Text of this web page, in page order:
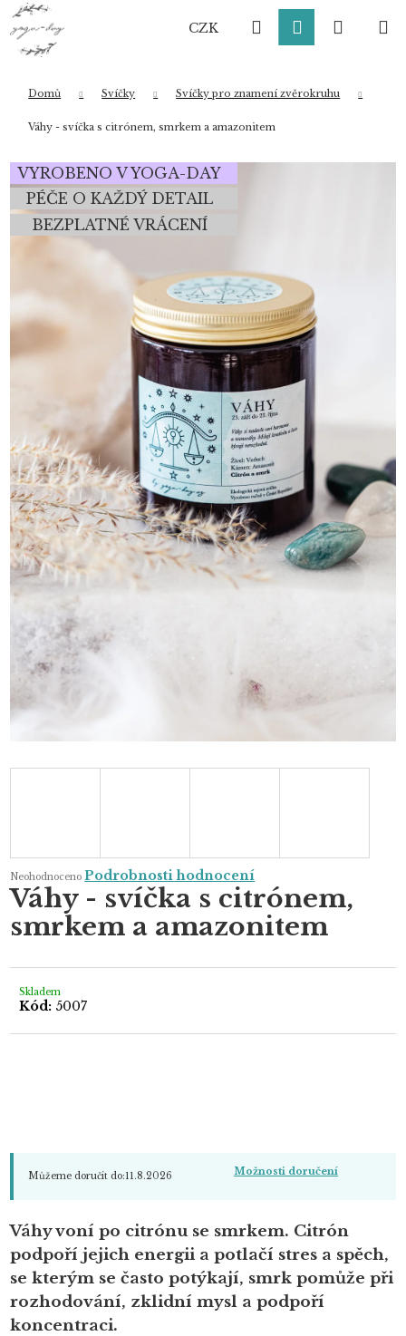
Přejít
obsah
CZK HledatPřihlášení
Domů Svíčky Svíčky pro znamení zvěrokruhu
Váhy - svíčka s citrónem, smrkem a amazonitem
Průměrné
hodnocení
produktu
0,0
z
Neohodnoceno Podrobnosti hodnocení
Váhy - svíčka s citrónem,
smrkem a amazonitem
Skladem
Kód: 5007
Můžeme doručit do:11.8.2026 Možnosti doručení
Váhy voní po citrónu se smrkem. Citrón
podpoří jejich energii a potlačí stres a spěch,
se kterým se často potýkají, smrk pomůže při
rozhodování, zklidní mysl a podpoří
koncentraci.
VYROBENO V YOGA-DAY
PÉČE O KAŽDÝ DETAIL
BEZPLATNÉ VRÁCENÍ
K
o
Zpět
Zpět
Co potřebujete najít?
Doporučujeme